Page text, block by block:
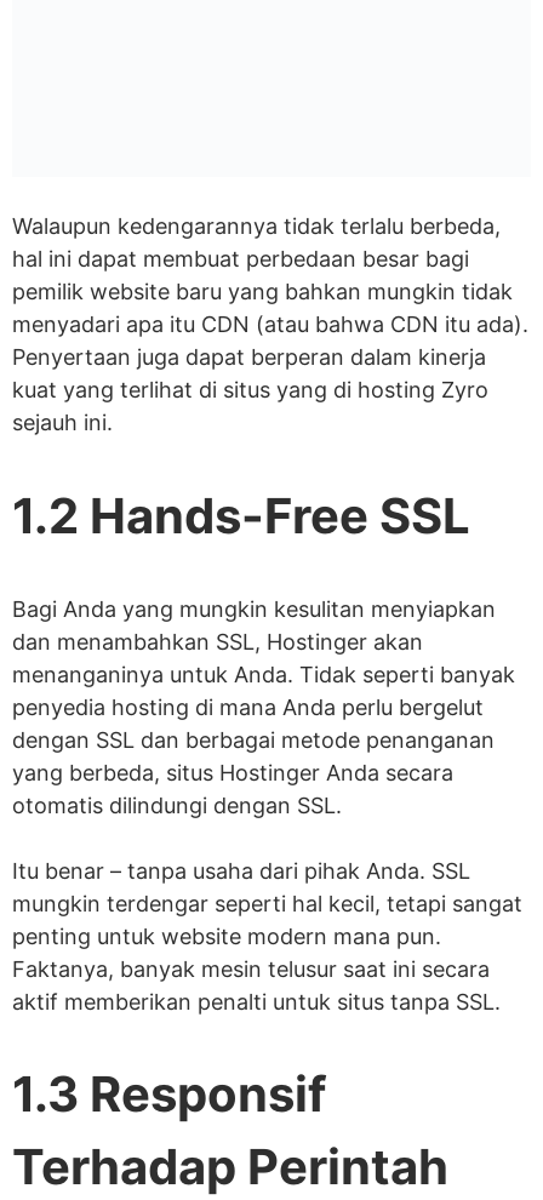
Walaupun kedengarannya tidak terlalu berbeda,
hal ini dapat membuat perbedaan besar bagi
pemilik website baru yang bahkan mungkin tidak
menyadari apa itu CDN (atau bahwa CDN itu ada).
Penyertaan juga dapat berperan dalam kinerja
kuat yang terlihat di situs yang di hosting Zyro
sejauh ini.
1.2 Hands-Free SSL
Bagi Anda yang mungkin kesulitan menyiapkan
dan menambahkan SSL, Hostinger akan
menanganinya untuk Anda. Tidak seperti banyak
penyedia hosting di mana Anda perlu bergelut
dengan SSL dan berbagai metode penanganan
yang berbeda, situs Hostinger Anda secara
otomatis dilindungi dengan SSL.
Itu benar – tanpa usaha dari pihak Anda. SSL
mungkin terdengar seperti hal kecil, tetapi sangat
penting untuk website modern mana pun.
Faktanya, banyak mesin telusur saat ini secara
aktif memberikan penalti untuk situs tanpa SSL.
1.3 Responsif
Terhadap Perintah